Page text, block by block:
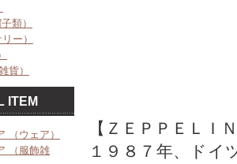
類）
ー）
貨）
ITEM
（ウェア）
（服飾雑
【ＺＥＰＰＥＬＩ
１９８７年、ドイ